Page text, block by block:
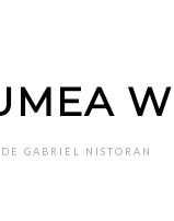
GABRIEL NISTORAN